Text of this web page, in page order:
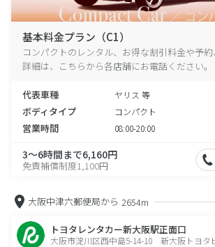
基本料金プラン（C1）
コンパクトのレンタル、お得な割引料金や予
詳細は、こちらから各店舗にお電話ください。
代表車種 ヤリス 等
ボディタイプ コンパクト
営業時間 08:00-20:00
3～6時間まで6,160円
免責補償制度1,100円
大阪中津六郵便局から 2654m
トヨタレンタカー新大阪駅正面口
大阪市淀川区西中島5-14-10 新大阪トヨタ